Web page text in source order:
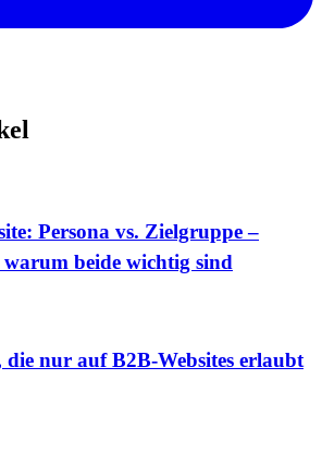
Persona vs. Zielgruppe –
beide wichtig sind
nur auf B2B-Websites erlaubt